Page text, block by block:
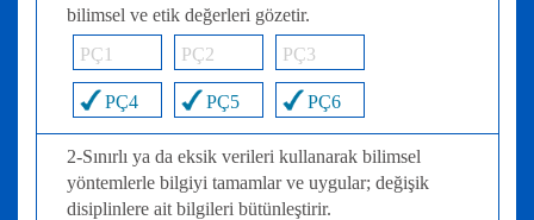
bilimsel ve etik değerleri gözetir.
PÇ1
PÇ2 PÇ3
PÇ4 PÇ5 PÇ6
2-Sınırlı ya da eksik verileri kullanarak bilimsel
yöntemlerle bilgiyi tamamlar ve uygular; değişik
disiplinlere ait bilgileri bütünleştirir.